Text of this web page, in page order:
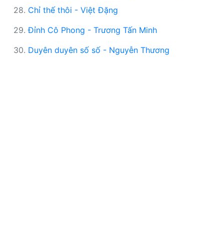
28. Chỉ thế thôi - Việt Đặng
29.Đỉnh Cô Phong - Trương Tấn Minh
30. Duyên duyên số số - Nguyễn Thương